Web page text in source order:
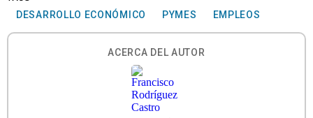
DESARROLLO ECONÓMICO PYMES EMPLEOS
ACERCA DEL AUTOR